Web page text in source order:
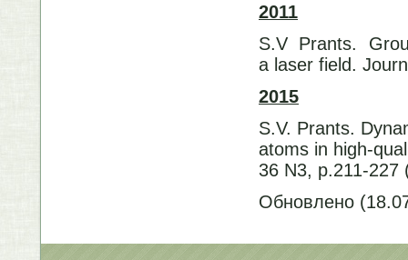
2011
S.V Prants.
a laser field.
2015
S.V. Prants.
atoms in high-
36 N3, p.211-
Обновлено